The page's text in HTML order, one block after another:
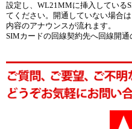
設定し、WL21MMに挿入している
てください。開通していない場合
内容のアナウンスが流れます。
SIMカードの回線契約先へ回線開通